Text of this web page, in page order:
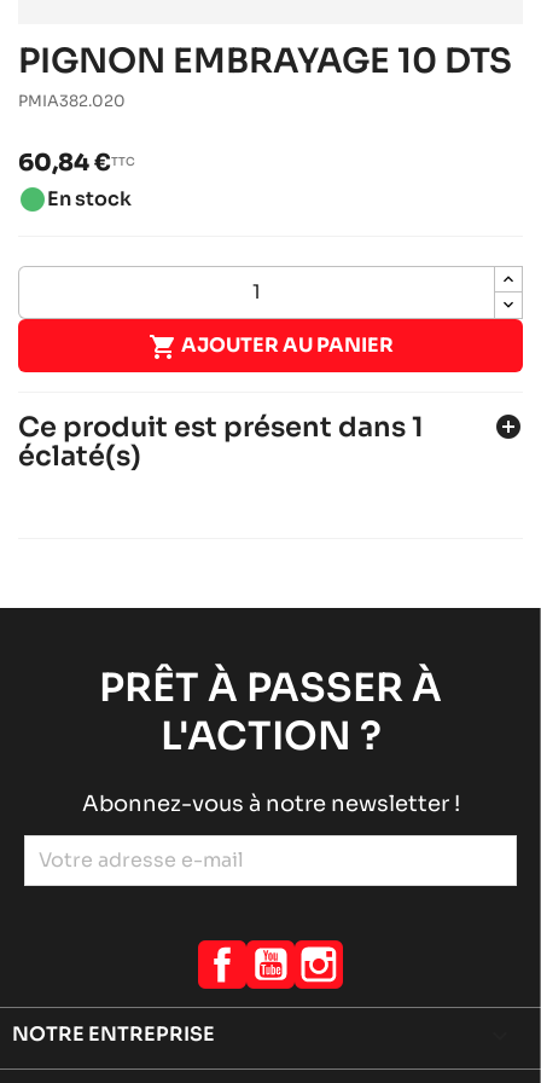
PIGNON EMBRAYAGE 10 DTS
PMIA382.020
60,84 €TTC
brightness_1En stock
 AJOUTER AU PANIER
Ce produit est présent dans 1
éclaté(s)
add_circle
PRÊT À PASSER À
L'ACTION ?
Abonnez-vous à notre newsletter !
Facebook
YouTube
NOTRE ENTREPRISE